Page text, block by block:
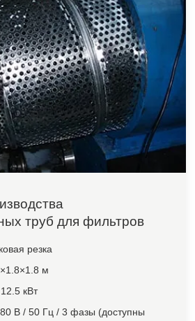
труб для фильтров
резка
м
кВт
В / 50 Гц / 3 фазы (доступны